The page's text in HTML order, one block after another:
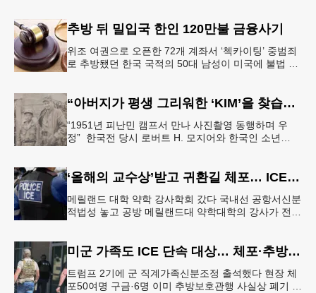
추방 뒤 밀입국 한인 120만불 금융사기
위조 여권으로 오픈한 72개 계좌서 ‘첵카이팅’ 중범죄
로 추방됐던 한국 국적의 50대 남성이 미국에 불법 재
“아버지가 평생 그리워한 ‘KIM’을 찾습니다” 한국전 종군기자의 ‘마지막 소원’
“1951년 피난민 캠프서 만나 사진촬영 동행하며 우
정” 한국전 당시 로버트 H. 모지어와 한국인 소년
‘올해의 교수상’받고 귀환길 체포… ICE 구금 파문
메릴랜드 대학 약학 강사학회 갔다 국내선 공항서신분
적법성 놓고 공방 메릴랜드대 약학대학의 강사가 전국
미군 가족도 ICE 단속 대상… 체포·추방 속출
트럼프 2기에 군 직계가족신분조정 출석했다 현장 체
포50여명 구금·6명 이미 추방보호관행 사실상 폐기 수